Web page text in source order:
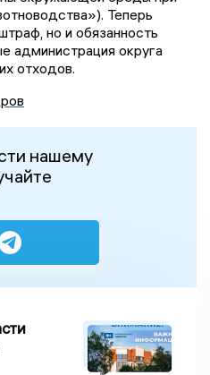
Теперь
но и обязанность
администрация округа
отходов.
нашему